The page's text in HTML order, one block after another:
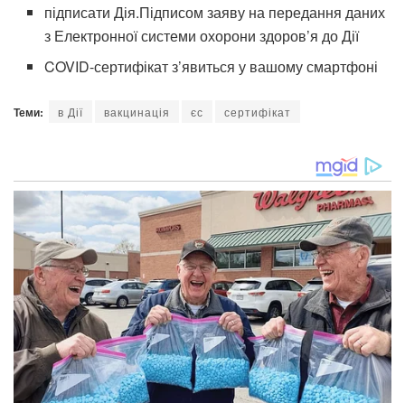
підписати Дія.Підписом заяву на передання даних
з Електронної системи охорони здоров’я до Дії
COVID-сертифікат з’явиться у вашому смартфоні
Теми: в Дії вакцинація єс сертифікат